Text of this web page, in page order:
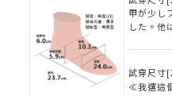
甲が少し
した。他
試穿尺寸
≪我選這